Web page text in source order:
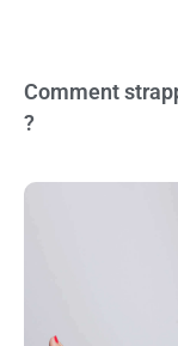
Comment
?